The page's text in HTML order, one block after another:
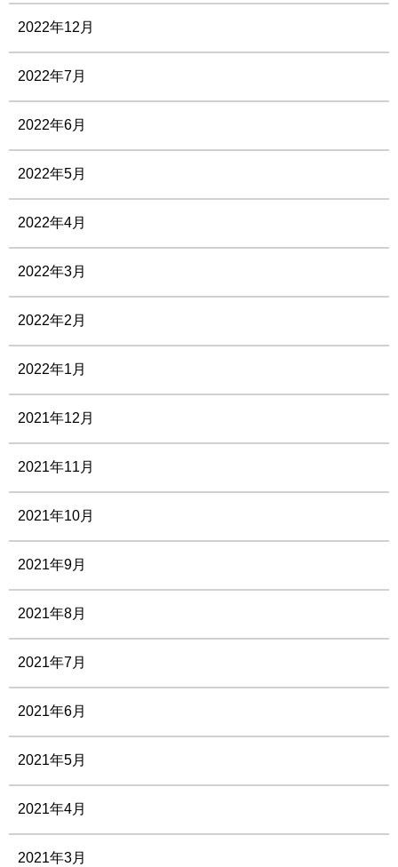
2022年12月
2022年7月
2022年6月
2022年5月
2022年4月
2022年3月
2022年2月
2022年1月
2021年12月
2021年11月
2021年10月
2021年9月
2021年8月
2021年7月
2021年6月
2021年5月
2021年4月
2021年3月